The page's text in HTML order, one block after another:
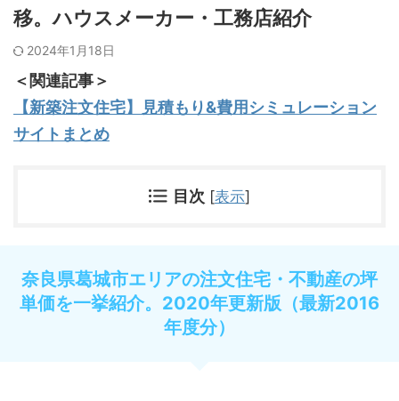
移。ハウスメーカー・工務店紹介
2024年1月18日
＜関連記事＞
【新築注文住宅】見積もり&費用シミュレーション
サイトまとめ
目次 [表示]
奈良県葛城市エリアの注文住宅・不動産の坪
単価を一挙紹介。2020年更新版（最新2016
年度分）